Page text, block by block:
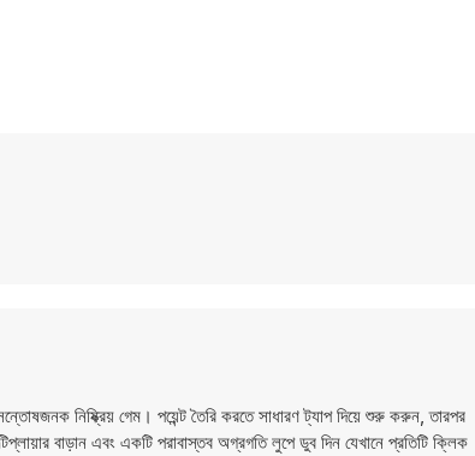
নিষ্ক্রিয় গেম। পয়েন্ট তৈরি করতে সাধারণ ট্যাপ দিয়ে শুরু করুন, তারপর
বাড়ান এবং একটি পরাবাস্তব অগ্রগতি লুপে ডুব দিন যেখানে প্রতিটি ক্লিক